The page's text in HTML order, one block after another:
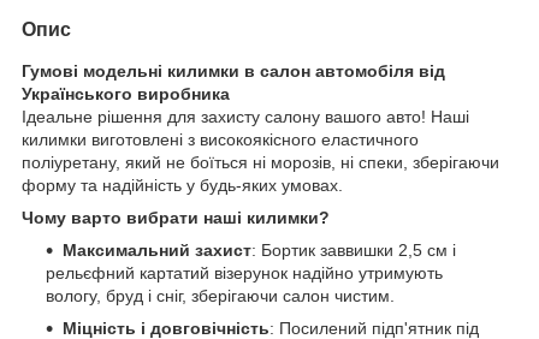
Опис
Гумові модельні килимки в салон автомобіля від
Українського виробника
Ідеальне рішення для захисту салону вашого авто! Наші
килимки виготовлені з високоякісного еластичного
поліуретану, який не боїться ні морозів, ні спеки, зберігаючи
форму та надійність у будь-яких умовах.
Чому варто вибрати наші килимки?
Максимальний захист: Бортик заввишки 2,5 см і
рельєфний картатий візерунок надійно утримують
вологу, бруд і сніг, зберігаючи салон чистим.
Міцність і довговічність: Посилений підп'ятник під